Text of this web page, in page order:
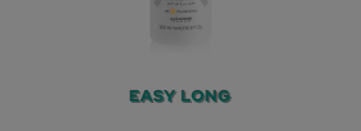
EASY LONG